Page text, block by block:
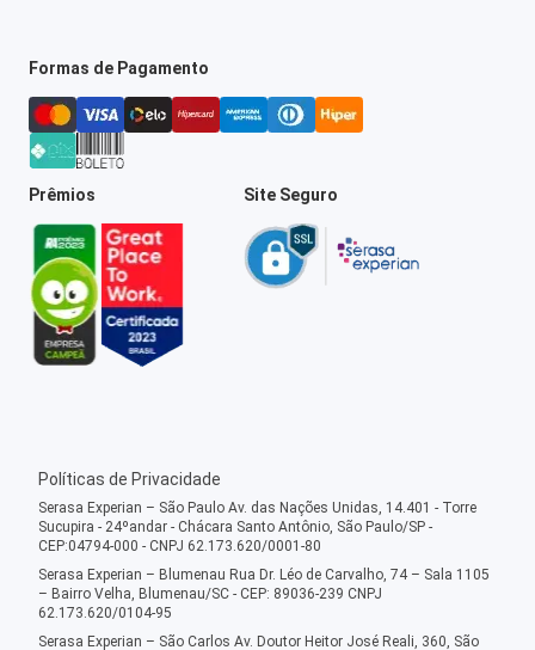
Formas de Pagamento
Prêmios Site Seguro
Políticas de Privacidade
Serasa Experian – São Paulo Av. das Nações Unidas, 14.401 - Torre
Sucupira - 24ºandar - Chácara Santo Antônio, São Paulo/SP -
CEP:04794-000 - CNPJ 62.173.620/0001-80
Serasa Experian – Blumenau Rua Dr. Léo de Carvalho, 74 – Sala 1105
– Bairro Velha, Blumenau/SC - CEP: 89036-239 CNPJ
62.173.620/0104-95
Serasa Experian – São Carlos Av. Doutor Heitor José Reali, 360, São